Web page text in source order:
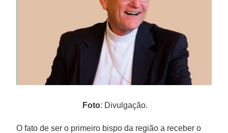
Foto: Divulgação.
O fato de ser o primeiro bispo da região a receber o